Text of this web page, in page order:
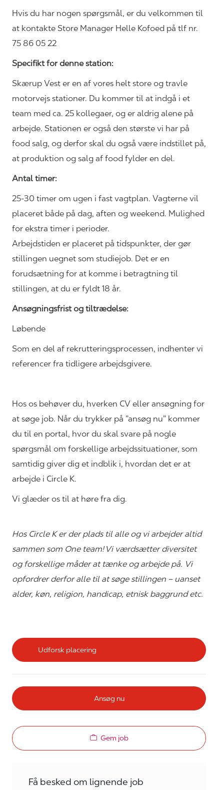
Hvis du har nogen spørgsmål, er du velkommen til
at kontakte Store Manager Helle Kofoed på tlf nr.
75 86 05 22
Specifikt for denne station:
Skærup Vest er en af vores helt store og travle
motorvejs stationer. Du kommer til at indgå i et
team med ca. 25 kollegaer, og er aldrig alene på
arbejde. Stationen er også den største vi har på
food salg, og derfor skal du også være indstillet på,
at produktion og salg af food fylder en del.
Antal timer:
25-30 timer om ugen i fast vagtplan. Vagterne vil
placeret både på dag, aften og weekend. Mulighed
for ekstra timer i perioder.
Arbejdstiden er placeret på tidspunkter, der gør
stillingen uegnet som studiejob. Det er en
forudsætning for at komme i betragtning til
stillingen, at du er fyldt 18 år.
Ansøgningsfrist og tiltrædelse:
Løbende
Som en del af rekrutteringsprocessen, indhenter vi
referencer fra tidligere arbejdsgivere.
Hos os behøver du, hverken CV eller ansøgning for
at søge job. Når du trykker på ”ansøg nu” kommer
du til en portal, hvor du skal svare på nogle
spørgsmål om forskellige arbejdssituationer, som
samtidig giver dig et indblik i, hvordan det er at
arbejde i Circle K.
Vi glæder os til at høre fra dig.
Hos Circle K er der plads til alle og vi arbejder altid
sammen som One team! Vi værdsætter diversitet
og forskellige måder at tænke og arbejde på. Vi
opfordrer derfor alle til at søge stillingen – uanset
alder, køn, religion, handicap, etnisk baggrund etc.
Udforsk placering
Ansøg nu
Gem job
Få besked om lignende job